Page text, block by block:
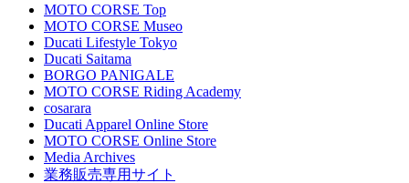
MOTO CORSE Top
MOTO CORSE Museo
Ducati Lifestyle Tokyo
Ducati Saitama
BORGO PANIGALE
MOTO CORSE Riding Academy
cosarara
Ducati Apparel Online Store
MOTO CORSE Online Store
Media Archives
業務販売専用サイト